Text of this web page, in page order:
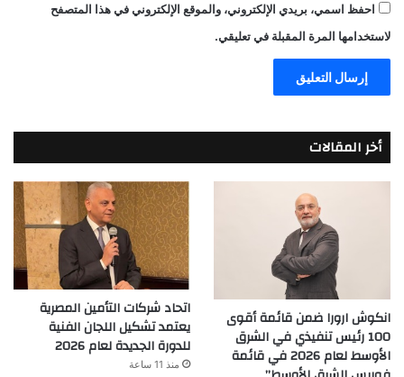
احفظ اسمي، بريدي الإلكتروني، والموقع الإلكتروني في هذا المتصفح
لاستخدامها المرة المقبلة في تعليقي.
أخر المقالات
انكوش ارورا ضمن قائمة أقوى
100 رئيس تنفيذي في الشرق
الأوسط لعام 2026 في قائمة
اتحاد شركات التأمين المصرية
يعتمد تشكيل اللجان الفنية
للدورة الجديدة لعام 2026
منذ 11 ساعة